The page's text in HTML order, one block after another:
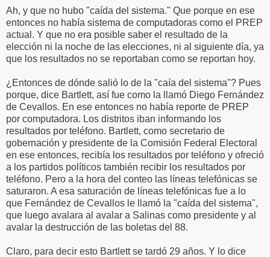
Ah, y que no hubo "caída del sistema." Que porque en ese
entonces no había sistema de computadoras como el PREP
actual. Y que no era posible saber el resultado de la
elección ni la noche de las elecciones, ni al siguiente día, ya
que los resultados no se reportaban como se reportan hoy.
¿Entonces de dónde salió lo de la "caía del sistema"? Pues
porque, dice Bartlett, así fue como la llamó Diego Fernández
de Cevallos. En ese entonces no había reporte de PREP
por computadora. Los distritos iban informando los
resultados por teléfono. Bartlett, como secretario de
gobernación y presidente de la Comisión Federal Electoral
en ese entonces, recibía los resultados por teléfono y ofreció
a los partidos políticos también recibir los resultados por
teléfono. Pero a la hora del conteo las líneas telefónicas se
saturaron. A esa saturación de líneas telefónicas fue a lo
que Fernández de Cevallos le llamó la "caída del sistema",
que luego avalara al avalar a Salinas como presidente y al
avalar la destrucción de las boletas del 88.
Claro, para decir esto Bartlett se tardó 29 años. Y lo dice